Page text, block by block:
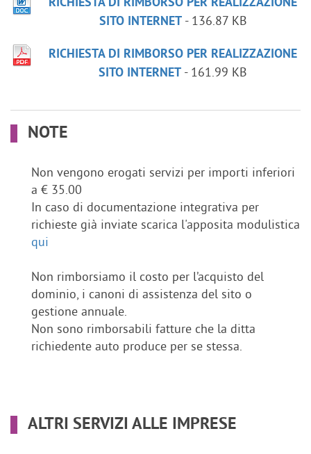
SITO INTERNET- 136.87 KB
RICHIESTA DI RIMBORSO PER REALIZZAZIONE
SITO INTERNET - 161.99 KB
NOTE
Non vengono erogati servizi per importi inferiori
a € 35.00
In caso di documentazione integrativa per
richieste già inviate scarica l'apposita modulistica
qui
Non rimborsiamo il costo per l’acquisto del
dominio, i canoni di assistenza del sito o
gestione annuale.
Non sono rimborsabili fatture che la ditta
richiedente auto produce per se stessa.
ALTRI SERVIZI ALLE IMPRESE